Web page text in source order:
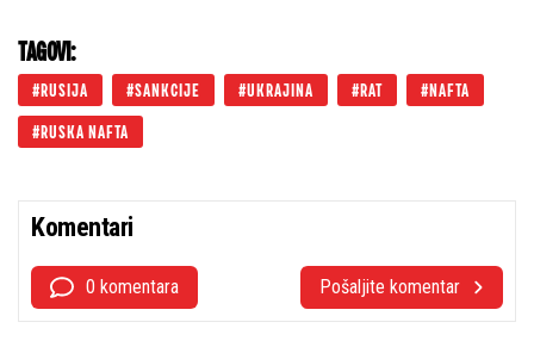
TAGOVI:
RUSIJA SANKCIJE UKRAJINA RAT NAFTA
RUSKA NAFTA
Komentari
0 komentara Pošaljite komentar